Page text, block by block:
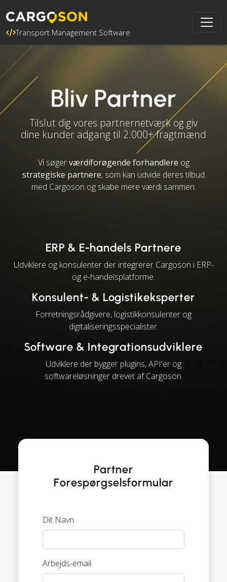
Transport Management Software
Bliv Partner
Tilslut dig vores partnernetværk og giv
dine kunder adgang til 2.000+ fragtmænd
Vi søgerværdiforøgende forhandlere og
strategiske partnere, som kan udvide deres tilbud
med Cargoson og skabe mere værdi sammen:
ERP & E-handels Partnere
Udviklere og konsulenter der integrerer Cargoson i ERP-
og e-handelsplatforme.
Konsulent- & Logistikeksperter
Forretningsrådgivere, logistikkonsulenter og
digitaliseringsspecialister.
Software & Integrationsudviklere
Udviklere der bygger plugins, API'er og
softwareløsninger drevet af Cargoson.
Partner
Forespørgselsformular
Dit Navn
Arbejds-email